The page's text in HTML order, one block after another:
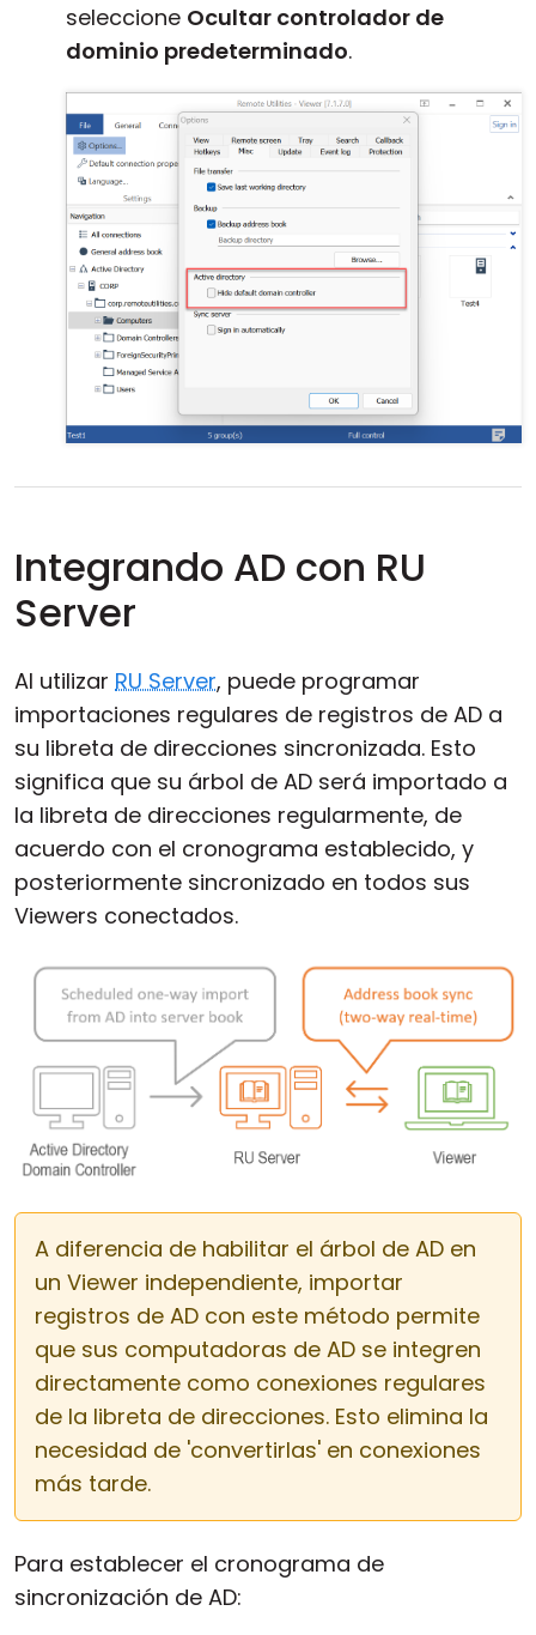
seleccione Ocultar controlador de
dominio predeterminado.
Integrando AD con RU
Server
Al utilizar RU Server, puede programar
importaciones regulares de registros de AD a
su libreta de direcciones sincronizada. Esto
significa que su árbol de AD será importado a
la libreta de direcciones regularmente, de
acuerdo con el cronograma establecido, y
posteriormente sincronizado en todos sus
Viewers conectados.
A diferencia de habilitar el árbol de AD en
un Viewer independiente, importar
registros de AD con este método permite
que sus computadoras de AD se integren
directamente como conexiones regulares
de la libreta de direcciones. Esto elimina la
necesidad de 'convertirlas' en conexiones
más tarde.
Para establecer el cronograma de
sincronización de AD: